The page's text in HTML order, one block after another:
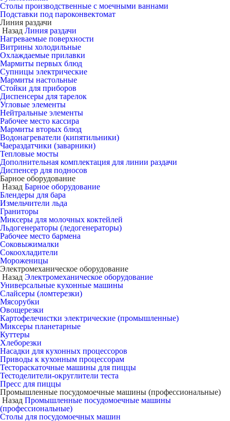
Столы производственные с моечными ваннами
Подставки под пароконвектомат
Линия раздачи
Назад Линия раздачи
Нагреваемые поверхности
Витрины холодильные
Охлаждаемые прилавки
Мармиты первых блюд
Супницы электрические
Мармиты настольные
Стойки для приборов
Диспенсеры для тарелок
Угловые элементы
Нейтральные элементы
Рабочее место кассира
Мармиты вторых блюд
Водонагреватели (кипятильники)
Чаераздатчики (заварники)
Тепловые мосты
Дополнительная комплектация для линии раздачи
Диспенсер для подносов
Барное оборудование
Назад Барное оборудование
Блендеры для бара
Измельчители льда
Граниторы
Миксеры для молочных коктейлей
Льдогенераторы (ледогенераторы)
Рабочее место бармена
Соковыжималки
Сокоохладители
Мороженицы
Электромеханическое оборудование
Назад Электромеханическое оборудование
Универсальные кухонные машины
Слайсеры (ломтерезки)
Мясорубки
Овощерезки
Картофелечистки электрические (промышленные)
Миксеры планетарные
Куттеры
Хлеборезки
Насадки для кухонных процессоров
Приводы к кухонным процессорам
Тестораскаточные машины для пиццы
Тестоделители-округлители теста
Пресс для пиццы
Промышленные посудомоечные машины (профессиональные)
Назад Промышленные посудомоечные машины
(профессиональные)
Столы для посудомоечных машин